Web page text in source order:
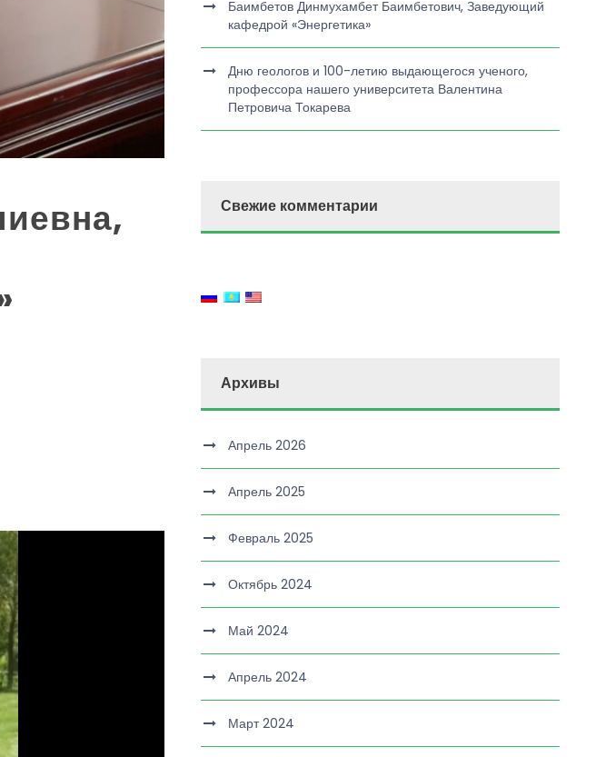
Баимбетов Динмухамбет Баимбетович, Заведующий
кафедрой «Энергетика»
Дню геологов и 100-летию выдающегося ученого,
профессора нашего университета Валентина
Петровича Токарева
Свежие комментарии
Архивы
Апрель 2026
Апрель 2025
Февраль 2025
Октябрь 2024
Май 2024
Апрель 2024
Март 2024